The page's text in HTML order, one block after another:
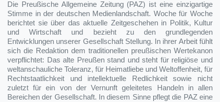
Die Preußische Allgemeine Zeitung (PAZ) ist eine einzigartige
Stimme in der deutschen Medienlandschaft. Woche für Woche
berichtet sie über das aktuelle Zeitgeschehen in Politik, Kultur
und Wirtschaft und bezieht zu den grundlegenden
Entwicklungen unserer Gesellschaft Stellung. In ihrer Arbeit fühlt
sich die Redaktion dem traditionellen preußischen Wertekanon
verpflichtet: Das alte Preußen stand und steht für religiöse und
weltanschauliche Toleranz, für Heimatliebe und Weltoffenheit, für
Rechtstaatlichkeit und intellektuelle Redlichkeit sowie nicht
zuletzt für ein von der Vernunft geleitetes Handeln in allen
Bereichen der Gesellschaft. In diesem Sinne pflegt die PAZ eine